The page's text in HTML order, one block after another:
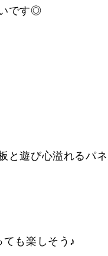
です◎
遊び心溢れるパネ
も楽しそう♪